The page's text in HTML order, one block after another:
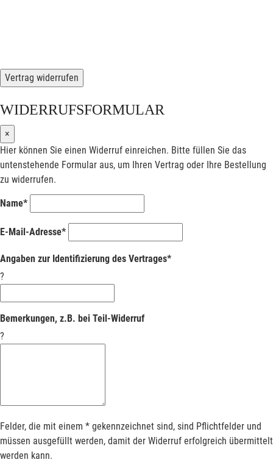
Vertrag widerrufen
WIDERRUFSFORMULAR
×
Hier können Sie einen Widerruf einreichen. Bitte füllen Sie das
untenstehende Formular aus, um Ihren Vertrag oder Ihre Bestellung
zu widerrufen.
Name*
E-Mail-Adresse*
Angaben zur Identifizierung des Vertrages*
?
Bemerkungen, z.B. bei Teil-Widerruf
?
Felder, die mit einem * gekennzeichnet sind, sind Pflichtfelder und
müssen ausgefüllt werden, damit der Widerruf erfolgreich übermittelt
werden kann.